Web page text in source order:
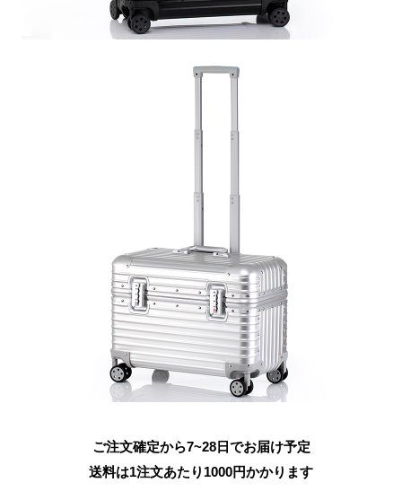
ご注文確定から7~28日でお届け予定
送料は1注文あたり 1000円かかります